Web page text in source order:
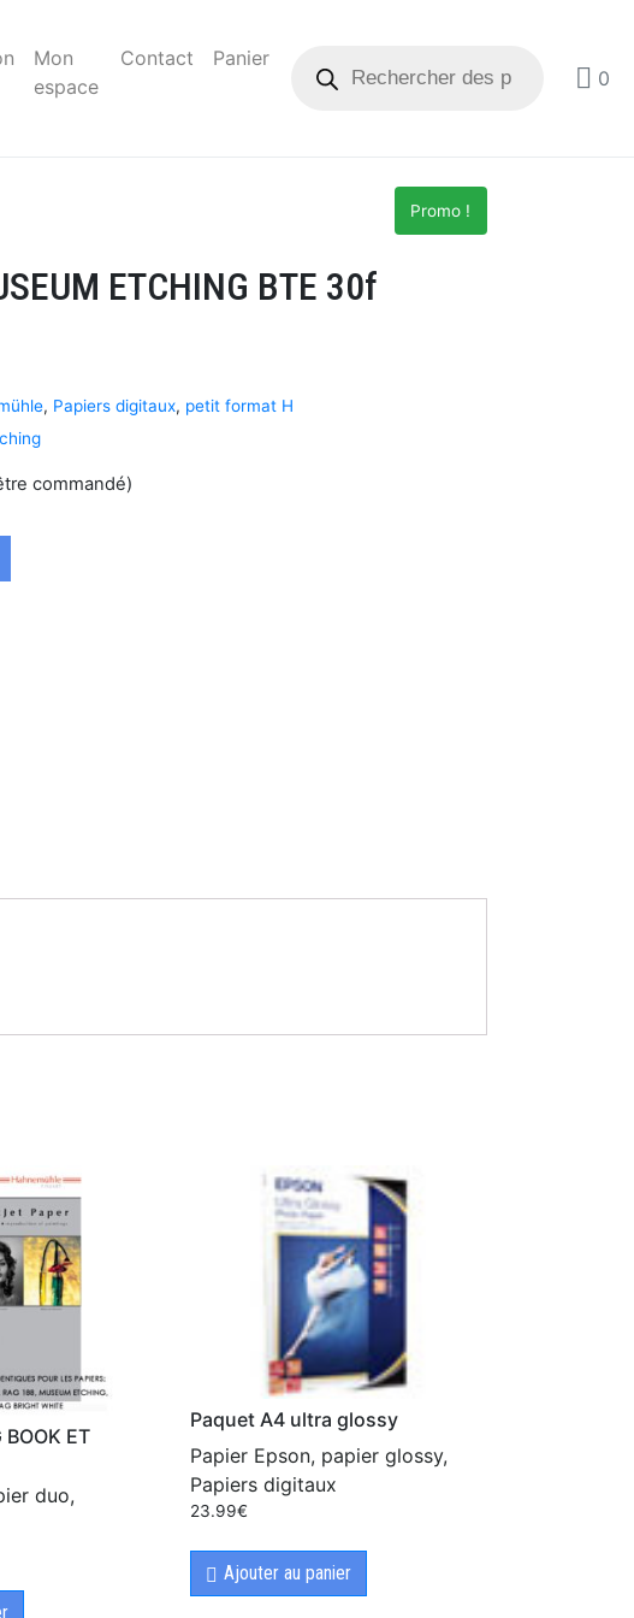
Mon
espace
Contact
Panier
0
Promo !
ETCHING BTE 30f
, Papiers digitaux, petit format H
commandé)
BOOK ET
duo,
Paquet A4 ultra glossy
Papier Epson, papier glossy,
Papiers digitaux
23.99€
Ajouter au panier